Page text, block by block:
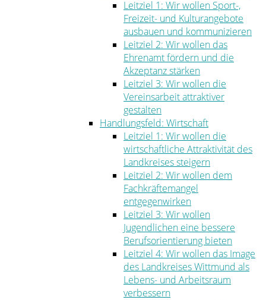
Leitziel 1: Wir wollen Sport-,
Freizeit- und Kulturangebote
ausbauen und kommunizieren
Leitziel 2: Wir wollen das
Ehrenamt fördern und die
Akzeptanz stärken
Leitziel 3: Wir wollen die
Vereinsarbeit attraktiver
gestalten
Handlungsfeld: Wirtschaft
Leitziel 1: Wir wollen die
wirtschaftliche Attraktivität des
Landkreises steigern
Leitziel 2: Wir wollen dem
Fachkräftemangel
entgegenwirken
Leitziel 3: Wir wollen
Jugendlichen eine bessere
Berufsorientierung bieten
Leitziel 4: Wir wollen das Image
des Landkreises Wittmund als
Lebens- und Arbeitsraum
verbessern